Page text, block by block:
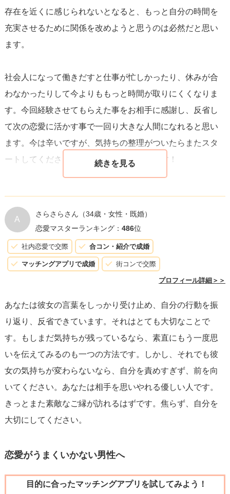
いう思いも理解できますが、現時点で未来を断定すること
はできません。新しい出会いは予期せぬ形で訪れるもので
す 。大切なのは、その際に過去の学びを生かして、より良
今は自分自身を大切にし、趣味や友人との時間を楽しんで
みましょう。時間が経つにつれて、必ず今とは異なる視点
でこの出来事を振り返ることができるようになります。そ
してその時、きっとまた心から素敵だと思える人に出会え
ることでしょう。未来に期待を抱いて、一歩一歩進んでい
けるよう、応援しています。
存在を近くに感じられないとなると、もっと自分の時間を
充実させるために関係を改めようと思うのは必然だと思い
ます。
社会人になって働きだすと仕事が忙しかったり、休みが合
わなかったりして今よりももっと時間が取りにくくなりま
す。今回経験させてもらえた事をお相手に感謝し、反省し
て次の恋愛に活かす事で一回り大きな人間になれると思い
ます。今は辛いですが、気持ちの整理がついたらまたスタ
ートしてください。陰ながら応援しています！
A
さらさらさん （34歳・女性・既婚）
恋愛マスターランキング： 486位
社内恋愛で交際 合コン・紹介で成婚
マッチングアプリで成婚 街コンで交際
プロフィール詳細＞＞
あなたは彼女の言葉をしっかり受け止め、自分の行動を振
り返り、反省できています。それはとても大切なことで
す。もしまだ気持ちが残っているなら、素直にもう一度思
いを伝えてみるのも一つの方法です。しかし、それでも彼
女の気持ちが変わらないなら、自分を責めすぎず、前を向
いてください。あなたは相手を思いやれる優しい人です。
きっとまた素敵なご縁が訪れるはずです。焦らず、自分を
大切にしてください。
恋愛がうまくいかない男性へ
目的に合ったマッチングアプリを試してみよう！